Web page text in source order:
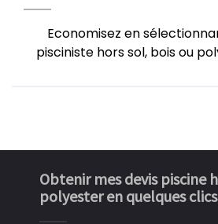
Economisez en
pisciniste hors sol, bois ou
Obtenir mes devis piscine
polyester en quelques clics